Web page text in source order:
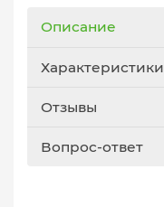
Описание
Характеристики
Отзывы
Вопрос-ответ